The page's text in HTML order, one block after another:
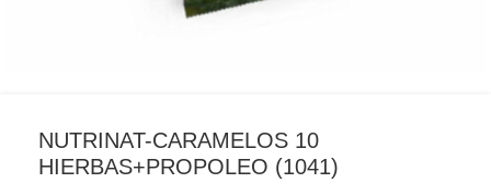
NUTRINAT-CARAMELOS 10
HIERBAS+PROPOLEO (1041)